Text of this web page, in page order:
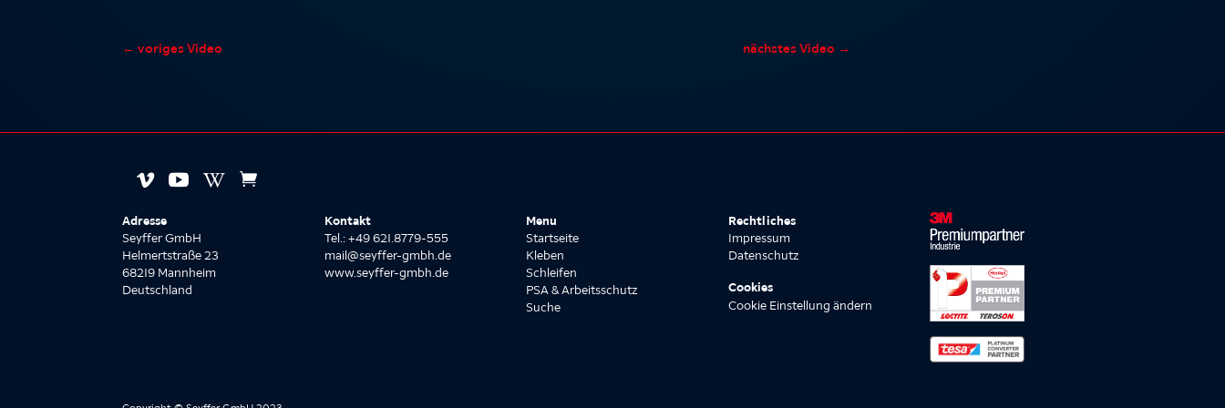
←voriges Video nächstes Video→
   
Adresse
Seyffer GmbH
Helmertstraße 23
68219 Mannheim
Deutschland
Kontakt
Tel.: +49 621.8779-555
mail@seyffer-gmbh.de
www.seyffer-gmbh.de
Menu
Startseite
Kleben
Schleifen
PSA & Arbeitsschutz
Suche
Rechtliches
Impressum
Datenschutz
Cookies
Cookie Einstellung ändern